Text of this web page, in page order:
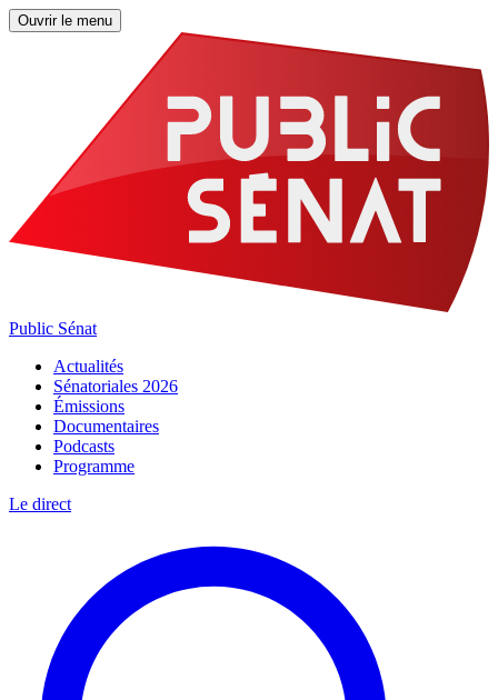
Ouvrir le menu
Public Sénat
Actualités
Sénatoriales 2026
Émissions
Documentaires
Podcasts
Programme
Le direct